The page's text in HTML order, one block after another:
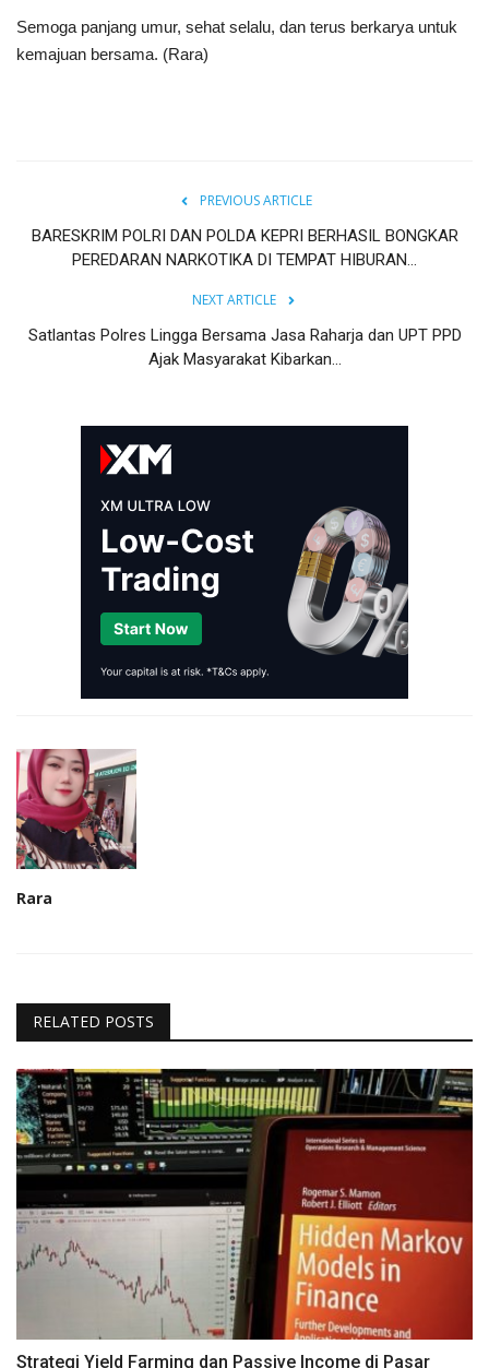
Semoga panjang umur, sehat selalu, dan terus berkarya untuk
kemajuan bersama. (Rara)
PREVIOUS ARTICLE
BARESKRIM POLRI DAN POLDA KEPRI BERHASIL BONGKAR
PEREDARAN NARKOTIKA DI TEMPAT HIBURAN...
NEXT ARTICLE
Satlantas Polres Lingga Bersama Jasa Raharja dan UPT PPD
Ajak Masyarakat Kibarkan...
Rara
RELATED POSTS
Strategi Yield Farming dan Passive Income di Pasar